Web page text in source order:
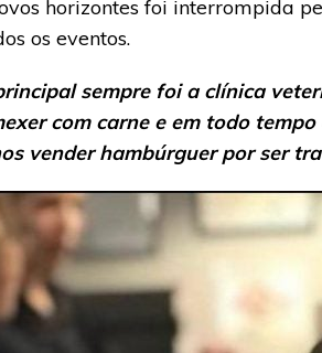
horizontes foi interrompida
os eventos.
sempre foi a clínica
com carne e em todo
vender hambúrguer por ser